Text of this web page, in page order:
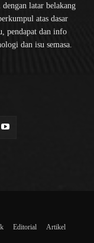
latar belakang
atas dasar
pendapat dan info
dan isu semasa.
Editorial
Artikel